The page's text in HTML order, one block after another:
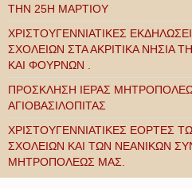
ΤΗΝ 25Η ΜΑΡΤΙΟΥ
ΧΡΙΣΤΟΥΓΕΝΝΙΑΤΙΚΕΣ
ΣΧΟΛΕΙΩΝ ΣΤΑ ΑΚΡΙΤΙΚΑ ΝΗΣΙΑ
ΚΑΙ ΦΟΥΡΝΩΝ .
ΠΡΟΣΚΛΗΣΗ ΙΕΡΑΣ
ΑΓΙΟΒΑΣΙΛΟΠΙΤΑΣ
ΧΡΙΣΤΟΥΓΕΝΝΙΑΤΙΚΕΣ ΕΟΡΤΕΣ
ΣΧΟΛΕΙΩΝ ΚΑΙ ΤΩΝ ΝΕΑΝΙΚΩΝ
ΜΗΤΡΟΠΟΛΕΩΣ ΜΑΣ.